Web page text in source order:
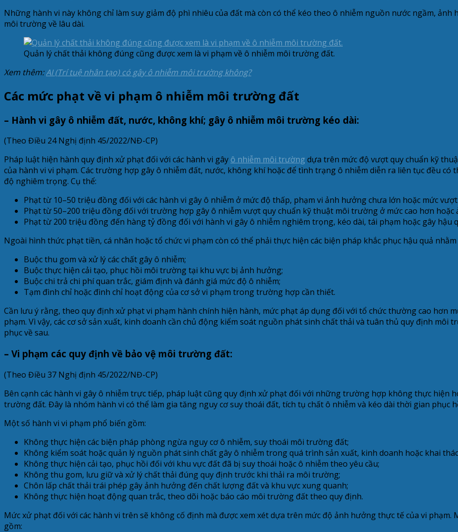
Những hành vi này không chỉ làm suy giảm độ phì nhiêu của đất mà còn có thể kéo theo ô nhiễm nguồn nước ngầm,
môi trường về lâu dài.
Quản lý chất thải không đúng cũng được xem là vi phạm về ô nhiễm môi trường đất.
Xem thêm:AI (Trí tuệ nhân tạo) có gây ô nhiễm môi trường không?
Các mức phạt về vi phạm ô nhiễm môi trường đất
– Hành vi gây ô nhiễm đất, nước, không khí; gây ô nhiễm môi trường kéo dài:
(Theo Điều 24 Nghị định 45/2022/NĐ-CP)
Pháp luật hiện hành quy định xử phạt đối với các hành vi gây ô nhiễm môi trường dựa trên mức độ vượt quy chuẩn kỹ
của hành vi vi phạm. Các trường hợp gây ô nhiễm đất, nước, không khí hoặc để tình trạng ô nhiễm diễn ra liên tục đều
độ nghiêm trọng. Cụ thể:
Phạt từ 10–50 triệu đồng đối với các hành vi gây ô nhiễm ở mức độ thấp, phạm vi ảnh hưởng chưa lớn hoặc mức
Phạt từ 50–200 triệu đồng đối với trường hợp gây ô nhiễm vượt quy chuẩn kỹ thuật môi trường ở mức cao hơn
Phạt từ 200 triệu đồng đến hàng tỷ đồng đối với hành vi gây ô nhiễm nghiêm trọng, kéo dài, tái phạm hoặc gây hậu
Ngoài hình thức phạt tiền, cá nhân hoặc tổ chức vi phạm còn có thể phải thực hiện các biện pháp khắc phục hậu quả
Buộc thu gom và xử lý các chất gây ô nhiễm;
Buộc thực hiện cải tạo, phục hồi môi trường tại khu vực bị ảnh hưởng;
Buộc chi trả chi phí quan trắc, giám định và đánh giá mức độ ô nhiễm;
Tạm đình chỉ hoặc đình chỉ hoạt động của cơ sở vi phạm trong trường hợp cần thiết.
Cần lưu ý rằng, theo quy định xử phạt vi phạm hành chính hiện hành, mức phạt áp dụng đối với tổ chức thường cao hơn
phạm. Vì vậy, các cơ sở sản xuất, kinh doanh cần chủ động kiểm soát nguồn phát sinh chất thải và tuân thủ quy định
phục về sau.
– Vi phạm các quy định về bảo vệ môi trường đất:
(Theo Điều 37 Nghị định 45/2022/NĐ-CP)
Bên cạnh các hành vi gây ô nhiễm trực tiếp, pháp luật cũng quy định xử phạt đối với những trường hợp không thực hiện
trường đất. Đây là nhóm hành vi có thể làm gia tăng nguy cơ suy thoái đất, tích tụ chất ô nhiễm và kéo dài thời gian phục
Một số hành vi vi phạm phổ biến gồm:
Không thực hiện các biện pháp phòng ngừa nguy cơ ô nhiễm, suy thoái môi trường đất;
Không kiểm soát hoặc quản lý nguồn phát sinh chất gây ô nhiễm trong quá trình sản xuất, kinh doanh hoặc khai
Không thực hiện cải tạo, phục hồi đối với khu vực đất đã bị suy thoái hoặc ô nhiễm theo yêu cầu;
Không thu gom, lưu giữ và xử lý chất thải đúng quy định trước khi thải ra môi trường;
Chôn lấp chất thải trái phép gây ảnh hưởng đến chất lượng đất và khu vực xung quanh;
Không thực hiện hoạt động quan trắc, theo dõi hoặc báo cáo môi trường đất theo quy định.
Mức xử phạt đối với các hành vi trên sẽ không cố định mà được xem xét dựa trên mức độ ảnh hưởng thực tế của vi
gồm: